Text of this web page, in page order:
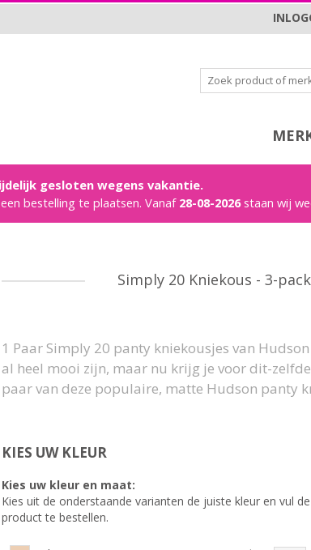
gesloten wegens vakantie.
bestelling te plaatsen. Vanaf 28-08-2026staan wij
Simply 20 Kniekous - 3-pack
1 Paar Simply 20 panty kniekousjes van
al heel mooi zijn, maar nu krijg je voor dit-
paar van deze populaire, matte Hudson panty
KIES UW KLEUR
Kies uw kleur en maat:
Kies uit de onderstaande varianten de juiste kleur en vul
product te bestellen.